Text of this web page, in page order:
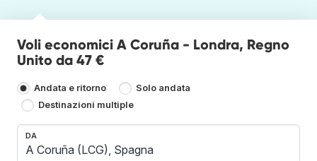
Voli economici A Coruña - Londra, Regno
Unito da 47 €
Andata e ritorno
Solo andata
Destinazioni multiple
DA